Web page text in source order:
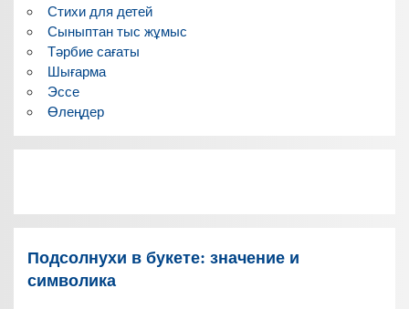
Стихи для детей
Сыныптан тыс жұмыс
Тәрбие сағаты
Шығарма
Эссе
Өлеңдер
Подсолнухи в букете: значение и
символика